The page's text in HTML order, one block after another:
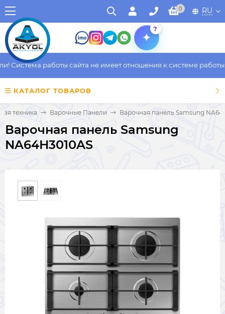
0 RU
?
Система работы сайта не имеет отношения к системе работы
КАТАЛОГ ТОВАРОВ
техника Варочные Панели Варочная панель Samsung
Варочная панель Samsung
NA64H3010AS